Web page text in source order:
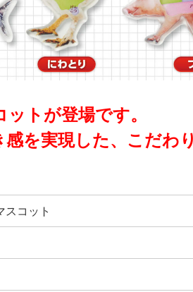
トが登場です。
を実現した、こだわ
スコット